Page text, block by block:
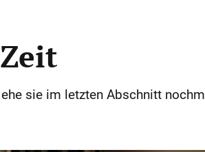
sie im letzten Abschnitt